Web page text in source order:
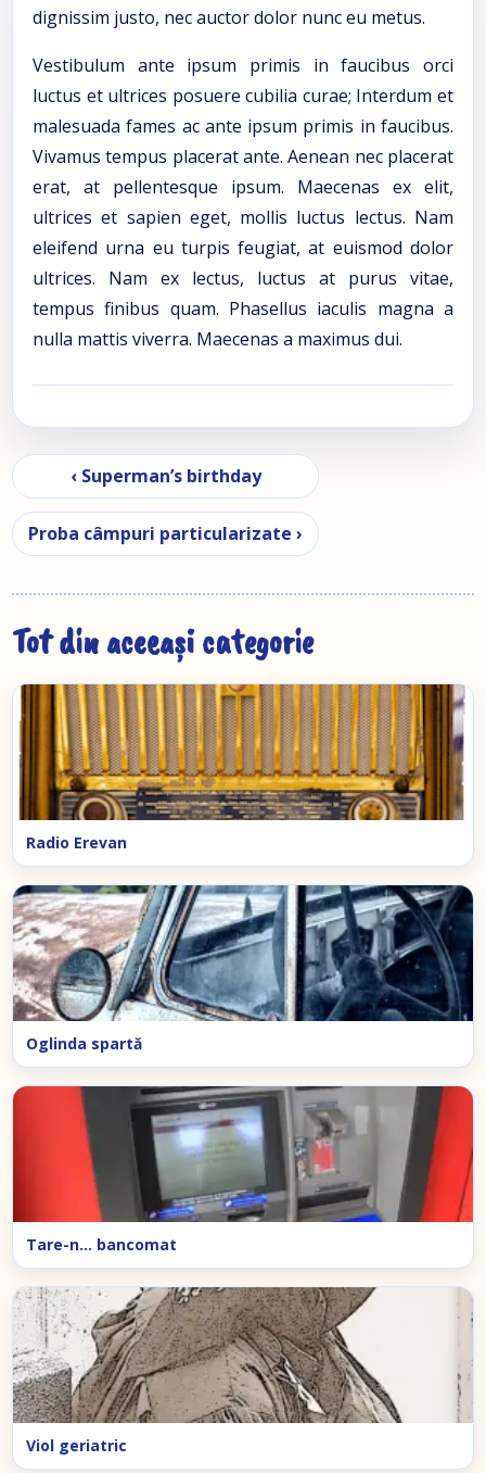
dignissim justo, nec auctor dolor nunc eu metus.
Vestibulum ante ipsum primis in faucibus orci
luctus et ultrices posuere cubilia curae; Interdum et
malesuada fames ac ante ipsum primis in faucibus.
Vivamus tempus placerat ante. Aenean nec placerat
erat, at pellentesque ipsum. Maecenas ex elit,
ultrices et sapien eget, mollis luctus lectus. Nam
eleifend urna eu turpis feugiat, at euismod dolor
ultrices. Nam ex lectus, luctus at purus vitae,
tempus finibus quam. Phasellus iaculis magna a
nulla mattis viverra. Maecenas a maximus dui.
Navigare în articole
‹ Superman’s birthday
Proba câmpuri particularizate ›
Tot din aceeași categorie
Radio Erevan
Oglinda spartă
Tare-n… bancomat
Viol geriatric